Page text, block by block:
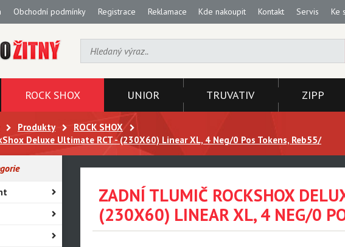
Obchodní podmínky Registrace Reklamace Kde nakoupit Kontakt Servis Ke
ROCK SHOX UNIOR TRUVATIV ZIPP
Produkty
ROCK SHOX
Deluxe Ultimate RCT - (230X60) Linear XL, 4 Neg/0 Pos Tokens, Reb55/
ZADNÍ TLUMIČ ROCKSHOX
(230X60) LINEAR XL, 4 NEG/0